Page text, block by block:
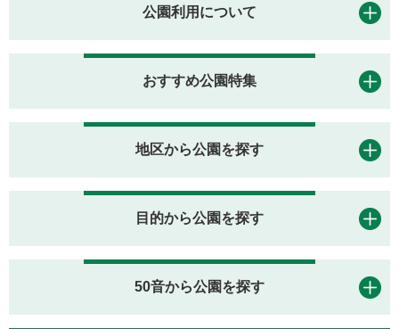
公園利用について
おすすめ公園特集
地区から公園を探す
目的から公園を探す
50音から公園を探す